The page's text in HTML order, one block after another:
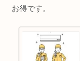
お得です。